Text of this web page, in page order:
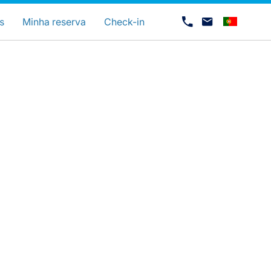
Minha reserva Check-in